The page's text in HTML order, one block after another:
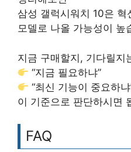
삼성 갤럭시워치 10은 혁
모델로 나올 가능성이 높
지금 구매할지, 기다릴지
“지금 필요하냐”
“최신 기능이 중요하냐
이 기준으로 판단하시면
FAQ